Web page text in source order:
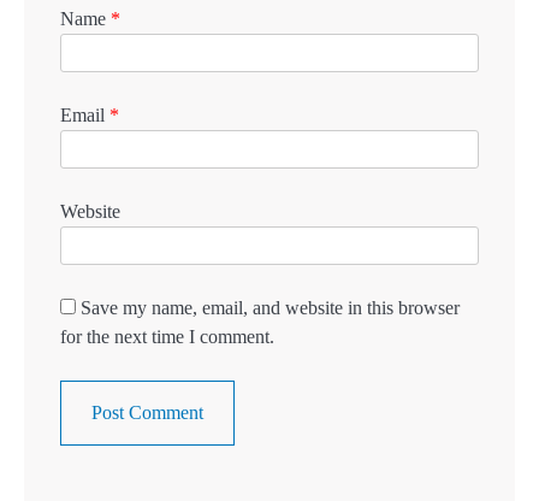
Name *
Email *
Website
Save my name, email, and website in this browser
for the next time I comment.